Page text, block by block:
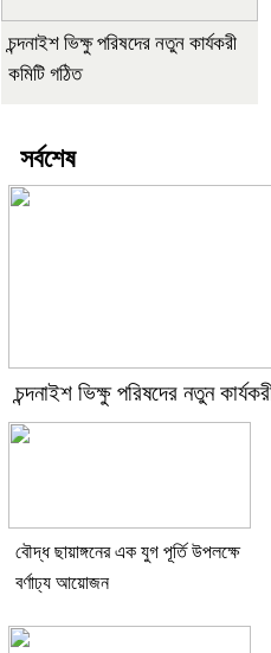
চন্দনাইশ ভিক্ষু পরিষদের নতুন কার্যকরী
কমিটি গঠিত
সর্বশেষ
চন্দনাইশ ভিক্ষু পরিষদের নতুন
বৌদ্ধ ছায়াঙ্গনের এক যুগ পূর্তি উপলক্ষে
বর্ণাঢ্য আয়োজন